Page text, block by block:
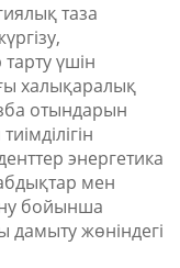
таза
үшін
халықаралық
отындарын
энергетика
мен
бойынша
дамыту жөніндегі